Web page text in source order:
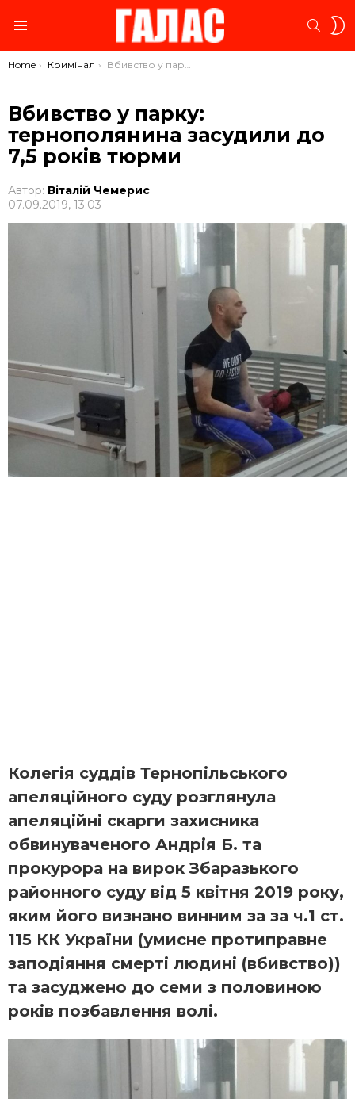
You are here:
Home Кримінал Вбивство у парку: тернополянина засудили до 7,5 років тюрми
Вбивство у парку:
тернополянина засудили до
7,5 років тюрми
Автор: Віталій Чемерис
07.09.2019, 13:03
Колегія суддів Тернопільського
апеляційного суду розглянула
апеляційні скарги захисника
обвинуваченого Андрія Б. та
прокурора на вирок Збаразького
районного суду від 5 квітня 2019 року,
яким його визнано винним за за ч.1 ст.
115 КК України (умисне протиправне
заподіяння смерті людині (вбивство))
та засуджено до семи з половиною
років позбавлення волі.